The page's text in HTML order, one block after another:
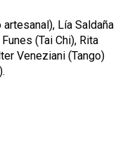
Lía Saldaña
(Tai Chi), Rita
Veneziani (Tango)